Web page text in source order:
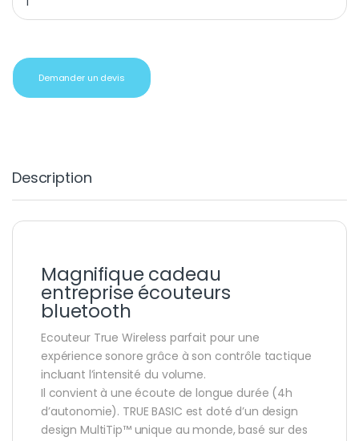
Demander un devis
Description
Magnifique cadeau
entreprise écouteurs
bluetooth
Ecouteur True Wireless parfait pour une
expérience sonore grâce à son contrôle tactique
incluant l’intensité du volume.
Il convient à une écoute de longue durée (4h
d’autonomie). TRUE BASIC est doté d’un design
design MultiTip™️ unique au monde, basé sur des